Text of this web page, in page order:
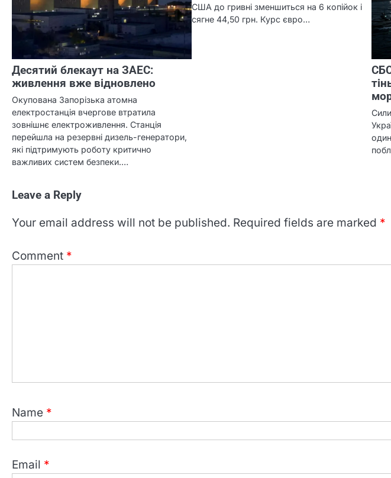
Десятий блекаут на ЗАЕС:
живлення вже відновлено
Окупована Запорізька атомна
електростанція вчергове втратила
зовнішнє електроживлення. Станція
перейшла на резервні дизель-генератори,
які підтримують роботу критично
важливих систем безпеки.…
США до гривні зменшиться на 6 копійок і
сягне 44,50 грн. Курс євро…
Leave a Reply
Your email address will not be published. Required fields are marked *
Comment *
Name *
Email *